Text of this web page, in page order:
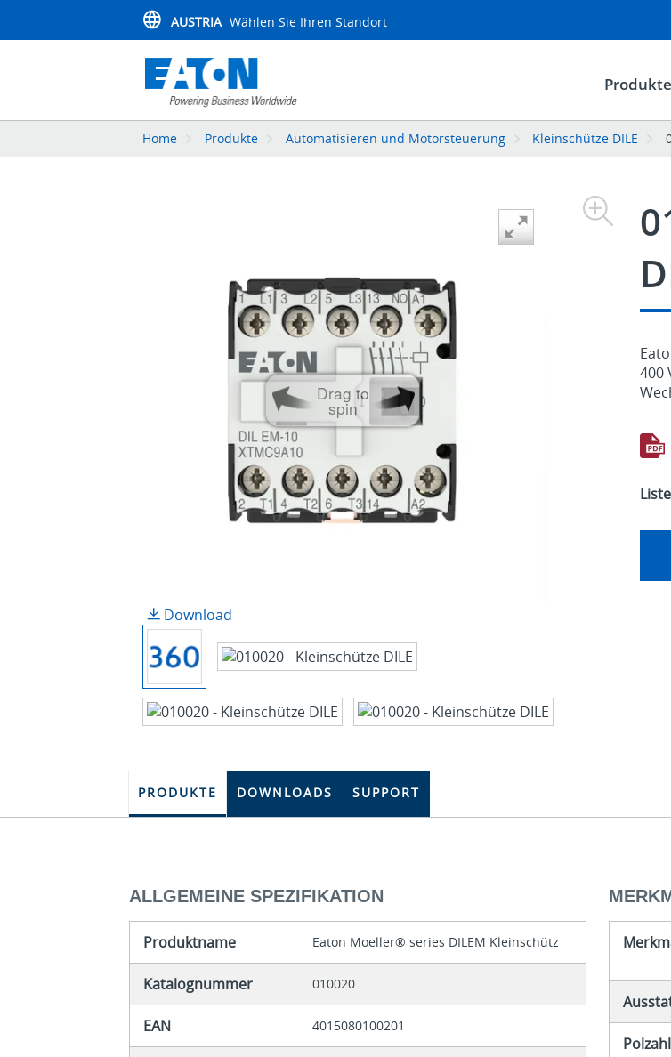
AUSTRIA Wählen Sie Ihren Standort
Produkte
Home Produkte Automatisieren und Motorsteuerung Kleinschütze DILE
Drag to
spin
Download
400
PRODUKTE DOWNLOADS SUPPORT
ALLGEMEINE SPEZIFIKATION
Produktname Eaton Moeller® series DILEM Kleinschütz
Katalognummer 010020
EAN 4015080100201
Polzahl